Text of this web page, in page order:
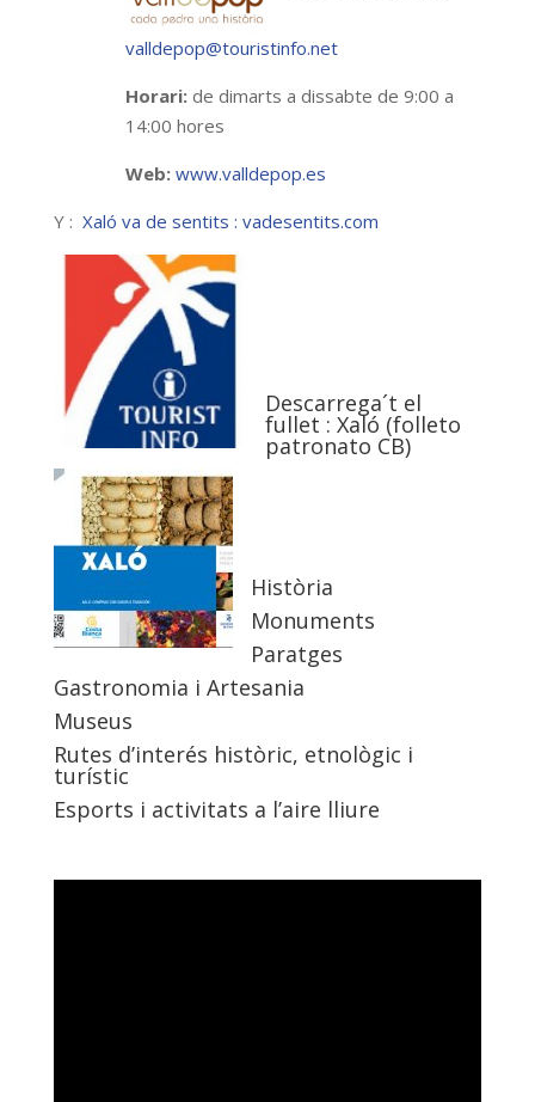
valldepop@touristinfo.net
Horari:de dimarts a dissabte de 9:00 a
14:00 hores
Web: www.valldepop.es
Y : Xaló va de sentits : vadesentits.com
Descarrega´t el
fullet : Xaló (folleto
patronato CB)
Història
Monuments
Paratges
Gastronomia i Artesania
Museus
Rutes d’interés històric, etnològic i
turístic
Esports i activitats a l’aire lliure